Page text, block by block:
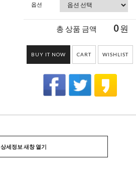
옵션
총 상품 금액 0원
BUY IT NOW CART WISHLIST
상세정보 새창 열기